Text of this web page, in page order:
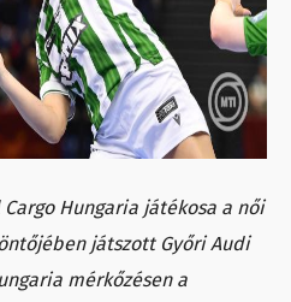
Hungaria játékosa a női
játszott Győri Audi
mérkőzésen a